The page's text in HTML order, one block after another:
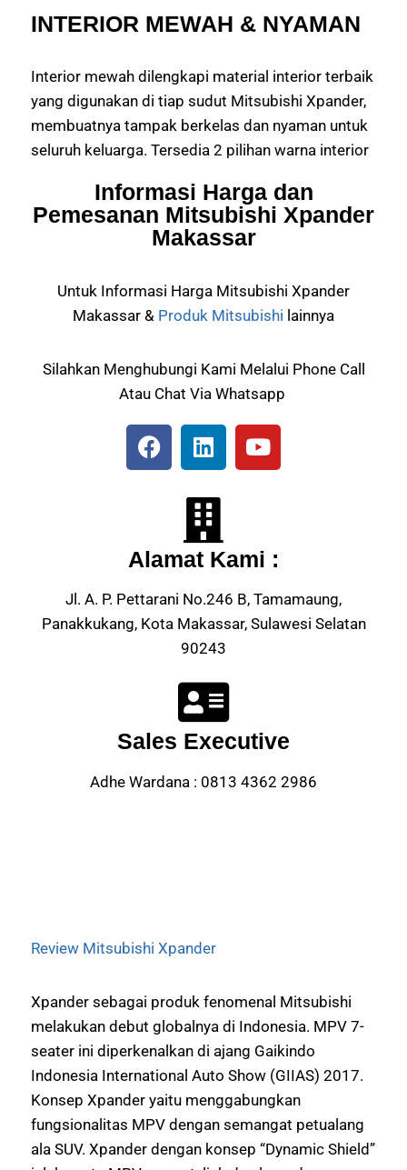
INTERIOR MEWAH & NYAMAN
Interior mewah dilengkapi material interior terbaik
yang digunakan di tiap sudut Mitsubishi Xpander,
membuatnya tampak berkelas dan nyaman untuk
seluruh keluarga. Tersedia 2 pilihan warna interior
Informasi Harga dan
Pemesanan Mitsubishi Xpander
Makassar
Untuk Informasi Harga Mitsubishi Xpander
Makassar & Produk Mitsubishi lainnya
Silahkan Menghubungi Kami Melalui Phone Call
Atau Chat Via Whatsapp
Alamat Kami :
Jl. A. P. Pettarani No.246 B, Tamamaung,
Panakkukang, Kota Makassar, Sulawesi Selatan
90243
Sales Executive
Adhe Wardana : 0813 4362 2986
Review Mitsubishi Xpander
Xpander sebagai produk fenomenal Mitsubishi
melakukan debut globalnya di Indonesia. MPV 7-
seater ini diperkenalkan di ajang Gaikindo
Indonesia International Auto Show (GIIAS) 2017.
Konsep Xpander yaitu menggabungkan
fungsionalitas MPV dengan semangat petualang
ala SUV. Xpander dengan konsep “Dynamic Shield”